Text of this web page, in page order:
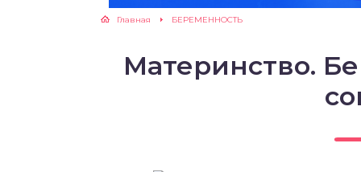
Главная БЕРЕМЕННОСТЬ
Материнство.